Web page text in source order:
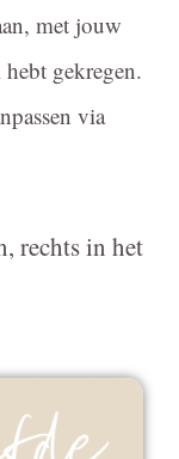
met jouw
gekregen.
via
rechts in het